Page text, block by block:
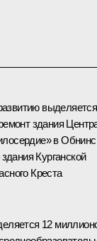
выделяется
здания
в
Курганской
Креста
12